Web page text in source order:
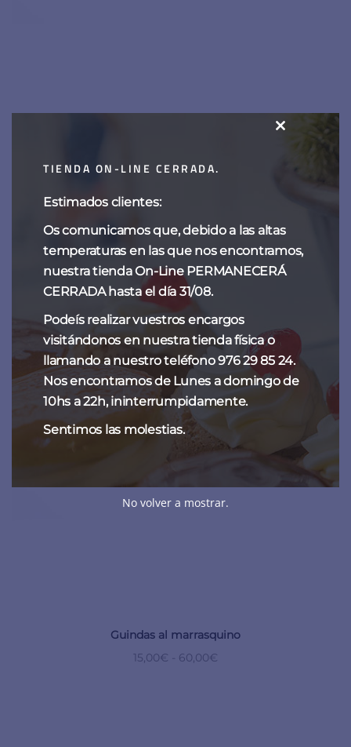
Guindas al marrasquino
15,00€ 60,00€
TIENDA ON-LINE CERRADA.
Estimados clientes:
Os comunicamos que, debido a las altas
temperaturas en las que nos encontramos,
nuestra tienda On-Line PERMANECERÁ
CERRADA hasta el día 31/08.
Podeís realizar vuestros encargos
visitándonos en nuestra tienda física o
llamando a nuestro teléfono 976 29 85 24.
Nos encontramos de Lunes a domingo de
10hs a 22h, ininterrumpidamente.
Sentimos las molestias.
No volver a mostrar.